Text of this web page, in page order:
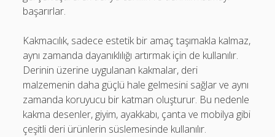
başarırlar.
Kakmacılık, sadece estetik bir amaç taşımakla kalmaz,
aynı zamanda dayanıklılığı artırmak için de kullanılır.
Derinin üzerine uygulanan kakmalar, deri
malzemenin daha güçlü hale gelmesini sağlar ve aynı
zamanda koruyucu bir katman oluşturur. Bu nedenle
kakma desenler, giyim, ayakkabı, çanta ve mobilya gibi
çeşitli deri ürünlerin süslemesinde kullanılır.